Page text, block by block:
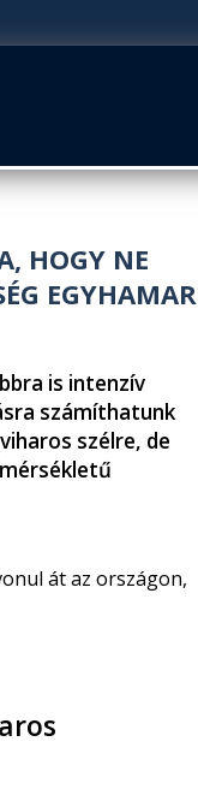
HOGY NE
EGYHAMAR
is intenzív
számíthatunk
szélre, de
át az országon,